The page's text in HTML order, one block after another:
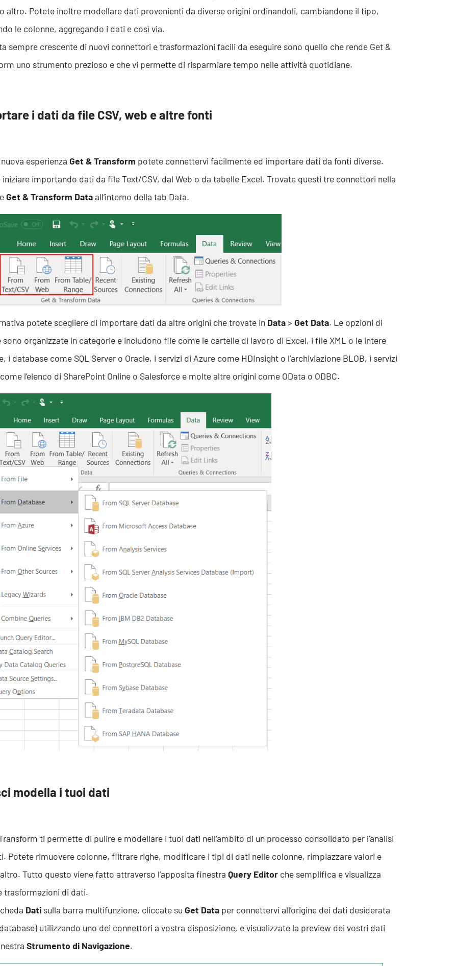
Servizi
Formazione Contatti
altro. Potete inoltre modellare dati provenienti da diverse origini ordinandoli, cambiandone il tipo,
le colonne, aggregando i dati e così via.
sempre crescente di nuovi connettori e trasformazioni facili da eseguire sono quello che rende Get &
uno strumento prezioso e che vi permette di risparmiare tempo nelle attività quotidiane.
i dati da file CSV, web e altre fonti
esperienza Get & Transform potete connettervi facilmente ed importare dati da fonti diverse.
iniziare importando dati da file Text/CSV, dal Web o da tabelle Excel. Trovate questi tre connettori nella
Get & Transform Dataall’interno della tab Data.
potete scegliere di importare dati da altre origini che trovate in Data> Get Data. Le opzioni di
sono organizzate in categorie e includono file come le cartelle di lavoro di Excel, i file XML o le intere
i database come SQL Server o Oracle, i servizi di Azure come HDInsight o l’archiviazione BLOB, i servizi
l’elenco di SharePoint Online o Salesforce e molte altre origini come OData o ODBC.
modella i tuoi dati
ti permette di pulire e modellare i tuoi dati nell’ambito di un processo consolidato per l’analisi
Potete rimuovere colonne, filtrare righe, modificare i tipi di dati nelle colonne, rimpiazzare valori e
Tutto questo viene fatto attraverso l’apposita finestra Query Editor che semplifica e visualizza
trasformazioni di dati.
Dati sulla barra multifunzione, cliccate su Get Data per connettervi all’origine dei dati desiderata
utilizzando uno dei connettori a vostra disposizione, e visualizzate la preview dei vostri dati
Strumento di Navigazione.